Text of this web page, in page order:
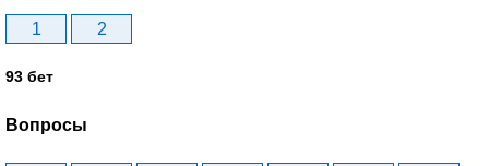
1 2
93 бет
Вопросы